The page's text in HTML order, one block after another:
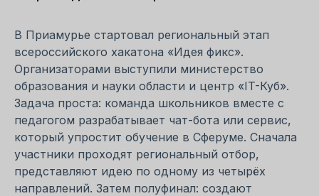
В Приамурье стартовал региональный этап
всероссийского хакатона «Идея фикс».
Организаторами выступили министерство
образования и науки области и центр «IT-Куб».
Задача проста: команда школьников вместе с
педагогом разрабатывает чат-бота или сервис,
который упростит обучение в Сферуме. Сначала
участники проходят региональный отбор,
представляют идею по одному из четырёх
направлений. Затем полуфинал: создают